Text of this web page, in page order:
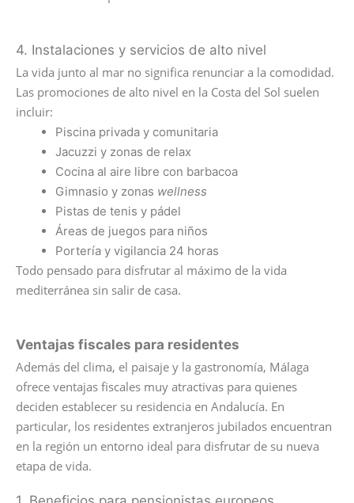
4. Instalaciones y servicios de alto nivel
La vida junto al mar no significa renunciar a la comodidad.
Las promociones de alto nivel en la Costa del Sol suelen
incluir:
Piscina privada y comunitaria
Jacuzzi y zonas de relax
Cocina al aire libre con barbacoa
Gimnasio y zonas wellness
Pistas de tenis y pádel
Áreas de juegos para niños
Portería y vigilancia 24 horas
Todo pensado para disfrutar al máximo de la vida
mediterránea sin salir de casa.
Ventajas fiscales para residentes
Además del clima, el paisaje y la gastronomía, Málaga
ofrece ventajas fiscales muy atractivas para quienes
deciden establecer su residencia en Andalucía. En
particular, los residentes extranjeros jubilados encuentran
en la región un entorno ideal para disfrutar de su nueva
etapa de vida.